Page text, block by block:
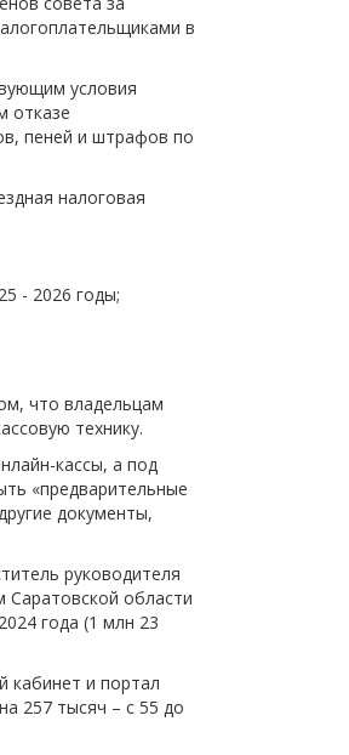
Подробнее
Подробнее
в
условия
отказе
пеней и штрафов по
налоговая
- 2026 годы;
что владельцам
технику.
кассы, а под
«предварительные
документы,
руководителя
Саратовской области
года (1 млн 23
кабинет и портал
257 тысяч – с 55 до